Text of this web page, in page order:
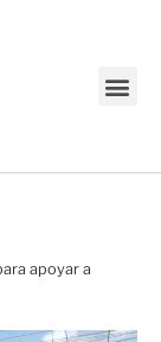
apoyar a